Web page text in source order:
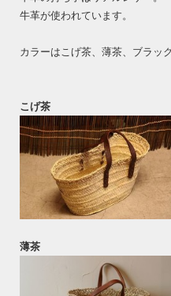
牛革が使われています。
カラーはこげ茶、薄茶、ブラッ
こげ茶
薄茶